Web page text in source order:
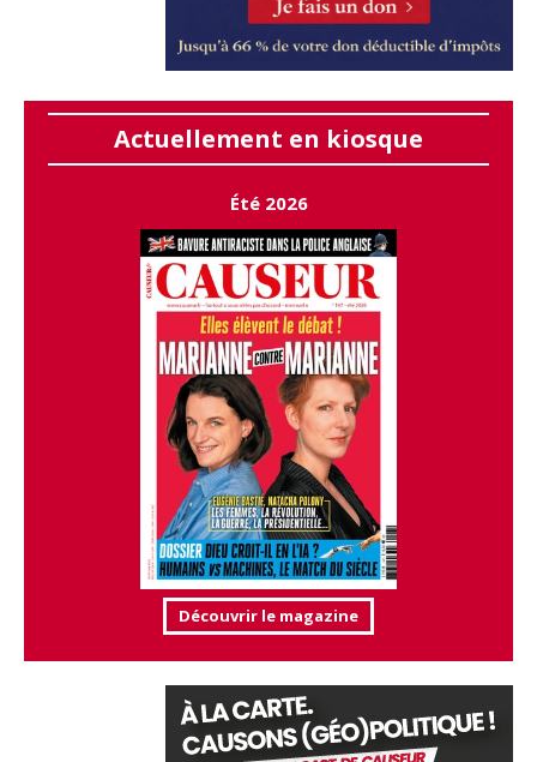
Actuellement en kiosque
Été 2026
Découvrir le magazine